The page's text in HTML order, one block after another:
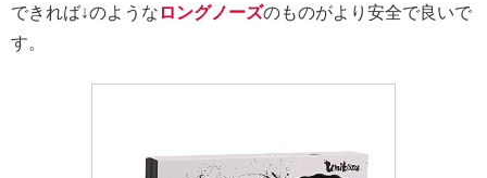
できれば↓のような ロングノーズのものがより安全で良いで
す。